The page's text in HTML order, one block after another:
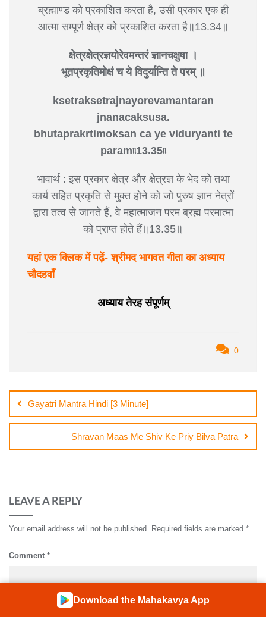
ब्रह्माण्ड को प्रकाशित करता है, उसी प्रकार एक ही
आत्मा सम्पूर्ण क्षेत्र को प्रकाशित करता है॥13.34॥
क्षेत्रक्षेत्रज्ञयोरेवमन्तरं ज्ञानचक्षुषा ।
भूतप्रकृतिमोक्षं च ये विदुर्यान्ति ते परम् ॥
ksetraksetrajnayorevamantaran
jnanacaksusa.
bhutaprakrtimoksan ca ye viduryanti te
param৷৷13.35৷৷
भावार्थ : इस प्रकार क्षेत्र और क्षेत्रज्ञ के भेद को तथा
कार्य सहित प्रकृति से मुक्त होने को जो पुरुष ज्ञान नेत्रों
द्वारा तत्व से जानते हैं, वे महात्माजन परम ब्रह्म परमात्मा
को प्राप्त होते हैं॥13.35॥
यहां एक क्लिक में पढ़ें- श्रीमद भागवत गीता का अध्याय
चौदहवाँ
अध्याय तेरह संपूर्णम्
0
navigation
Gayatri Mantra Hindi [3 Minute]
Shravan Maas Me Shiv Ke Priy Bilva Patra
LEAVE A REPLY
Your email address will not be published. Required fields are marked *
Comment *
Download the Mahakavya App